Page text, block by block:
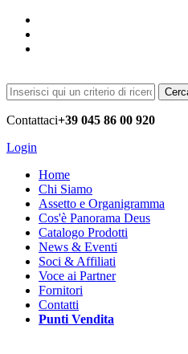
Contattaci+39 045 86 00 920
Login
Home
Chi Siamo
Assetto e Organigramma
Cos'è Panorama Deus
Catalogo Prodotti
News & Eventi
Soci & Affiliati
Voce ai Partner
Fornitori
Contatti
Punti Vendita